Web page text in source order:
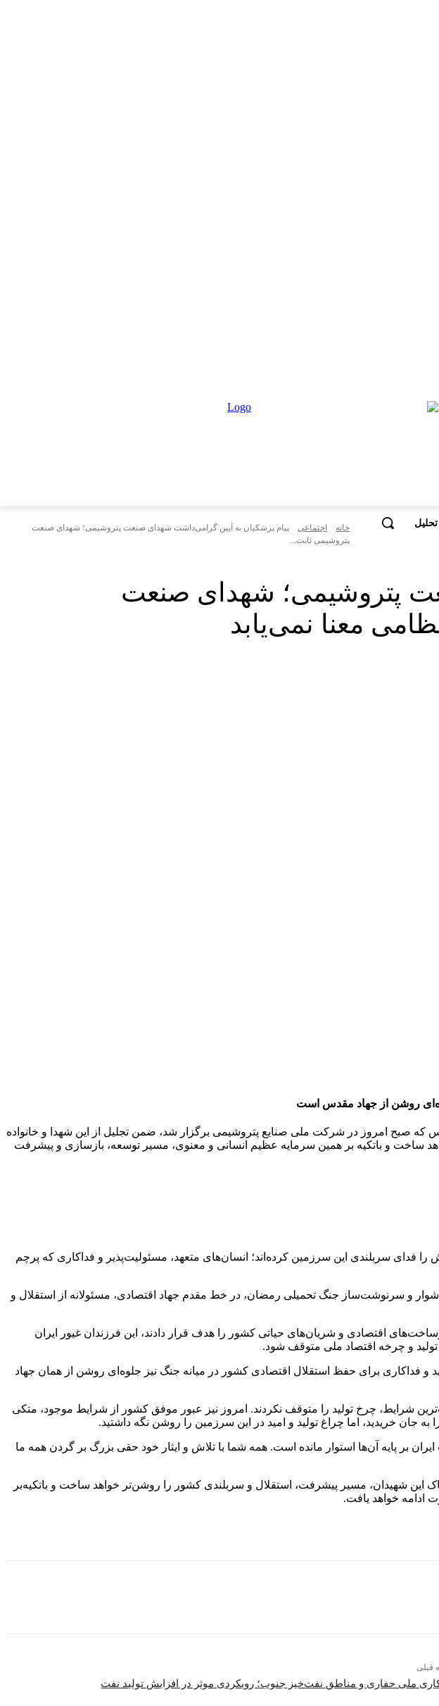
خانه اجتماعی
پیام پزشکیان به آیین گرامی‌داشت شهدای صنعت پتروشیمی؛ شهدای صنعت
پتروشیمی ثابت...
پتروشیمی؛ شهدای صنعت
معنا نمی‌یابد
روشن از جهاد مقدس است
که صبح امروز در شرکت ملی صنایع پتروشیمی برگزار شد، ضمن تجلیل از این شهدا و خانواده
ساخت و باتکیه‌ بر همین سرمایه عظیم انسانی و معنوی، مسیر توسعه، بازسازی و پیشرفت
سربلندی این سرزمین کرده‌اند؛ انسان‌های متعهد، مسئولیت‌پذیر و فداکاری که پرچم
و سرنوشت‌ساز جنگ تحمیلی رمضان، در خط مقدم جهاد اقتصادی، مسئولانه از استقلال و
اقتصادی و شریان‌های حیاتی کشور را هدف قرار دادند، این فرزندان غیور ایران
و چرخه اقتصاد ملی متوقف شود.
و فداکاری برای حفظ استقلال اقتصادی کشور در میانه جنگ نیز جلوه‌ای روشن از همان جهاد
شرایط، چرخ تولید را متوقف نکردند. امروز نیز عبور موفق کشور از شرایط موجود، متکی
جان خریدید، اما چراغ تولید و امید در این سرزمین را روشن نگه داشتید.
بر پایه آن‌ها استوار مانده است. همه شما با تلاش و ایثار خود حقی بزرگ بر گردن همه ما
این شهیدان، مسیر پیشرفت، استقلال و سربلندی کشور را روشن‌تر خواهد ساخت و باتکیه‌بر
ادامه خواهد یافت.
قبلی
ملی حفاری و مناطق نفت‌خیز جنوب؛ رویکردی موثر در افزایش تولید نفت